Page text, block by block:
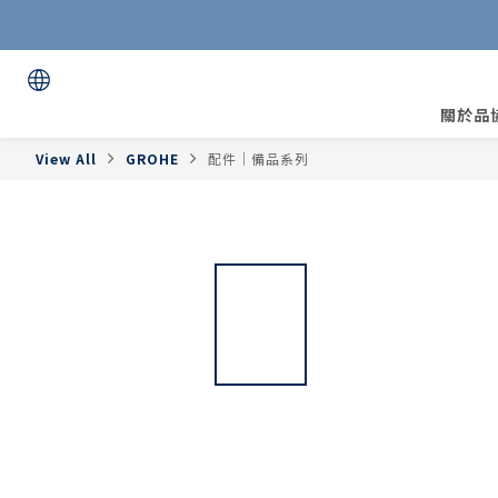
關於品
View All GROHE 配件｜備品系列